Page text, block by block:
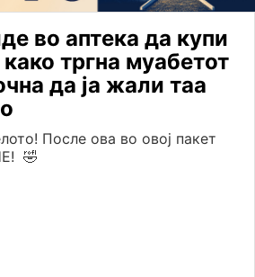
во аптека да купи
тргна муабетот
да ја жали таа
После ова во овој пакет
🤣